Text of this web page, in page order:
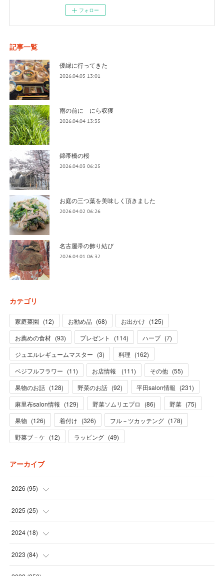
フォロー
記事一覧
優縁に行ってきた
2026.04.05 13:01
雨の前に にら収獲
2026.04.04 13:35
錦帯橋の桜
2026.04.03 06:25
お庭の三つ葉を美味しく頂きました
2026.04.02 06:26
名古屋帯の飾り結び
2026.04.01 06:32
カテゴリ
家庭菜園 (12) お勧め品 (68) お出かけ (125)
お薦めの食材 (93) プレゼント (114) ハーブ (7)
ジュエルレギュームマスター (3) 料理 (162)
ベジフルフラワー (11) お店情報 (111) その他 (55)
果物のお話 (128) 野菜のお話 (92) 平田salon情報 (231)
麻里布salon情報 (129) 野菜ソムリエプロ (86) 野菜 (75)
果物 (126) 着付け (326) フル－ツカッテング (178)
野菜ブ－ケ (12) ラッピング (49)
アーカイブ
2026 (95)
(5
(31 )
(28
(31
2025 (25)
(3
(19 )
(1)
2024(18)
(1
2023 (84)